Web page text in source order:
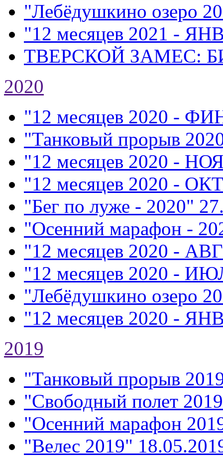
"Лебёдушкино озеро
"12 месяцев 2021 -
ТВЕРСКОЙ ЗАМЕС:
2020
"12 месяцев 2020 -
"Танковый прорыв
"12 месяцев 2020 -
"12 месяцев 2020 -
"Бег по луже - 2020"
"Осенний марафон -
"12 месяцев 2020 -
"12 месяцев 2020 -
"Лебёдушкино озеро
"12 месяцев 2020 -
2019
"Танковый прорыв
"Свободный полет
"Осенний марафон
"Велес 2019"